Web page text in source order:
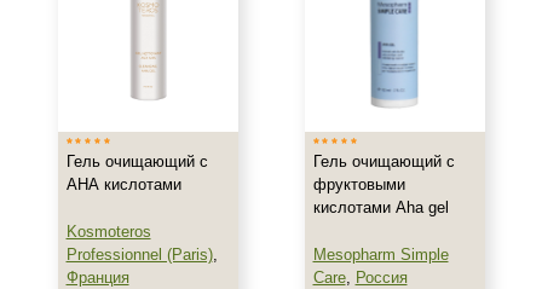
Любой возраст
После 20
Восстановление
Гель очищающий с
АНА кислотами
Kosmoteros
Professionnel (Paris),
Франция
Гель очищающий с
фруктовыми
кислотами Aha gel
Mesopharm Simple
Care, Россия